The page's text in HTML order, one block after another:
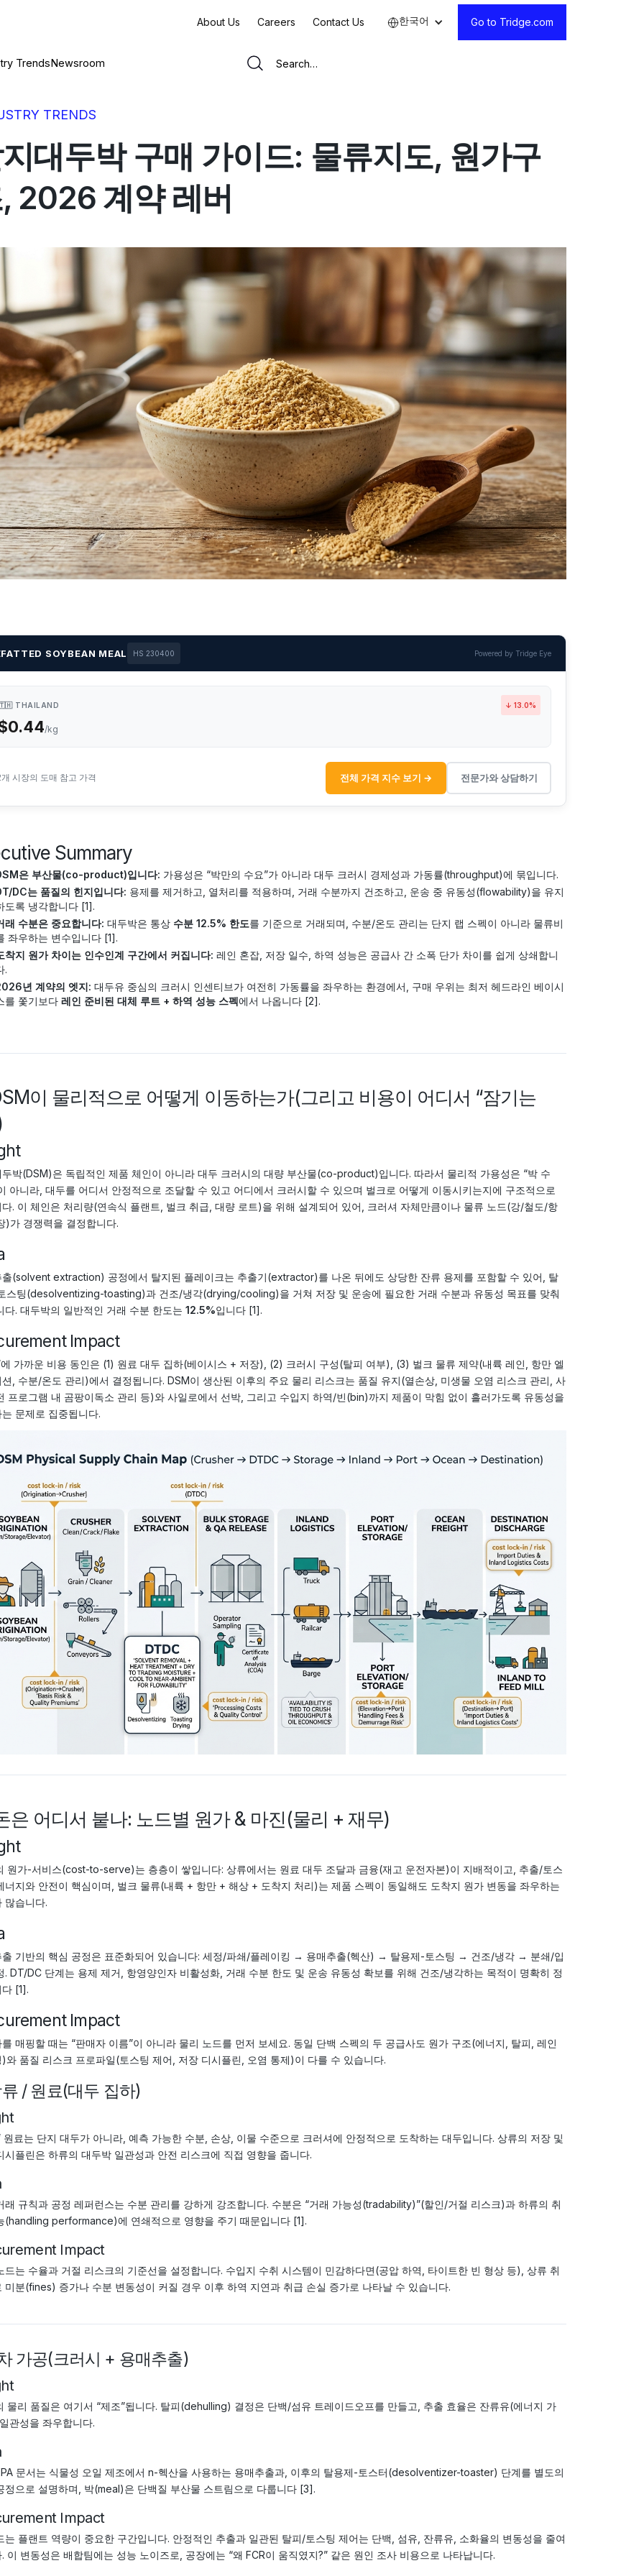
About Us Careers Contact Us 한국어 Go to Tridge.com
TrendsNewsroom
TRENDS
대두박 구매 가이드: 물류지도, 원가구
2026 계약 레버
SOYBEAN MEAL HS 230400 Powered by Tridge Eye
THAILAND ↓ 13.0%
/kg
시장의 도매 참고 가격 전체 가격 지수 보기 → 전문가와 상담하기
Summary
은 부산물(co-product)입니다: 가용성은 “박만의 수요”가 아니라 대두 크러시 경제성과 가동률(throughput)에 묶입니다.
DC는 품질의 힌지입니다: 용제를 제거하고, 열처리를 적용하며, 거래 수분까지 건조하고, 운송 중 유동성(flowability)을 유지
도록 냉각합니다 [1].
래 수분은 중요합니다: 대두박은 통상 수분 12.5% 한도를 기준으로 거래되며, 수분/온도 관리는 단지 랩 스펙이 아니라 물류비
좌우하는 변수입니다 [1].
착지 원가 차이는 인수인계 구간에서 커집니다: 레인 혼잡, 저장 일수, 하역 성능은 공급사 간 소폭 단가 차이를 쉽게 상쇄합니
.
년 계약의 엣지: 대두유 중심의 크러시 인센티브가 여전히 가동률을 좌우하는 환경에서, 구매 우위는 최저 헤드라인 베이시
를 쫓기보다 레인 준비된 대체 루트 + 하역 성능 스펙에서 나옵니다 [2].
이 물리적으로 어떻게 이동하는가(그리고 비용이 어디서 “잠기는
두박(DSM)은 독립적인 제품 체인이 아니라 대두 크러시의 대량 부산물(co-product)입니다. 따라서 물리적 가용성은 “박 수
아니라, 대두를 어디서 안정적으로 조달할 수 있고 어디에서 크러시할 수 있으며 벌크로 어떻게 이동시키는지에 구조적으로
다. 이 체인은 처리량(연속식 플랜트, 벌크 취급, 대량 로트)을 위해 설계되어 있어, 크러셔 자체만큼이나 물류 노드(강/철도/항
)가 경쟁력을 결정합니다.
출(solvent extraction) 공정에서 탈지된 플레이크는 추출기(extractor)를 나온 뒤에도 상당한 잔류 용제를 포함할 수 있어, 탈
스팅(desolventizing-toasting)과 건조/냉각(drying/cooling)을 거쳐 저장 및 운송에 필요한 거래 수분과 유동성 목표를 맞춰
다. 대두박의 일반적인 거래 수분 한도는 12.5%입니다 [1].
Impact
에 가까운 비용 동인은 (1) 원료 대두 집하(베이시스 + 저장), (2) 크러시 구성(탈피 여부), (3) 벌크 물류 제약(내륙 레인, 항만 엘
션, 수분/온도 관리)에서 결정됩니다. DSM이 생산된 이후의 주요 물리 리스크는 품질 유지(열손상, 미생물 오염 리스크 관리, 사
프로그램 내 곰팡이독소 관리 등)와 사일로에서 선박, 그리고 수입지 하역/빈(bin)까지 제품이 막힘 없이 흘러가도록 유동성을
문제로 집중됩니다.
은 어디서 붙나: 노드별 원가 & 마진(물리 + 재무)
원가-서비스(cost-to-serve)는 층층이 쌓입니다: 상류에서는 원료 대두 조달과 금융(재고 운전자본)이 지배적이고, 추출/토스
너지와 안전이 핵심이며, 벌크 물류(내륙 + 항만 + 해상 + 도착지 처리)는 제품 스펙이 동일해도 도착지 원가 변동을 좌우하는
많습니다.
출 기반의 핵심 공정은 표준화되어 있습니다: 세정/파쇄/플레이킹 → 용매추출(헥산) → 탈용제-토스팅 → 건조/냉각 → 분쇄/입
. DT/DC 단계는 용제 제거, 항영양인자 비활성화, 거래 수분 한도 및 운송 유동성 확보를 위해 건조/냉각하는 목적이 명확히 정
[1].
Impact
를 매핑할 때는 “판매자 이름”이 아니라 물리 노드를 먼저 보세요. 동일 단백 스펙의 두 공급사도 원가 구조(에너지, 탈피, 레인
)와 품질 리스크 프로파일(토스팅 제어, 저장 디시플린, 오염 통제)이 다를 수 있습니다.
류 / 원료(대두 집하)
원료는 단지 대두가 아니라, 예측 가능한 수분, 손상, 이물 수준으로 크러셔에 안정적으로 도착하는 대두입니다. 상류의 저장 및
시플린은 하류의 대두박 일관성과 안전 리스크에 직접 영향을 줍니다.
래 규칙과 공정 레퍼런스는 수분 관리를 강하게 강조합니다. 수분은 “거래 가능성(tradability)”(할인/거절 리스크)과 하류의 취
(handling performance)에 연쇄적으로 영향을 주기 때문입니다 [1].
Impact
드는 수율과 거절 리스크의 기준선을 설정합니다. 수입지 수취 시스템이 민감하다면(공압 하역, 타이트한 빈 형상 등), 상류 취
미분(fines) 증가나 수분 변동성이 커질 경우 이후 하역 지연과 취급 손실 증가로 나타날 수 있습니다.
가공(크러시 + 용매추출)
물리 품질은 여기서 “제조”됩니다. 탈피(dehulling) 결정은 단백/섬유 트레이드오프를 만들고, 추출 효율은 잔류유(에너지 가
관성을 좌우합니다.
문서는 식물성 오일 제조에서 n-헥산을 사용하는 용매추출과, 이후의 탈용제-토스터(desolventizer-toaster) 단계를 별도의
정으로 설명하며, 박(meal)은 단백질 부산물 스트림으로 다룹니다 [3].
Impact
는 플랜트 역량이 중요한 구간입니다. 안정적인 추출과 일관된 탈피/토스팅 제어는 단백, 섬유, 잔류유, 소화율의 변동성을 줄여
. 이 변동성은 배합팀에는 성능 노이즈로, 공장에는 “왜 FCR이 움직였지?” 같은 원인 조사 비용으로 나타납니다.